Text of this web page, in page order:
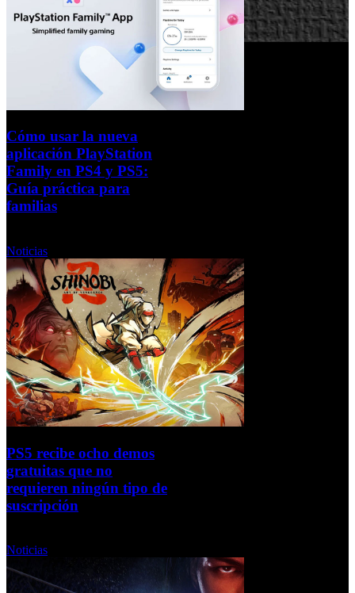
Cómo usar la nueva
aplicación PlayStation
Family en PS4 y PS5:
Guía práctica para
familias
Noticias
PS5 recibe ocho demos
gratuitas que no
requieren ningún tipo de
suscripción
Noticias